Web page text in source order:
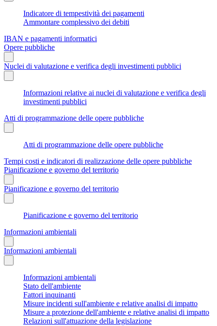
Indicatore di tempestività dei pagamenti
Ammontare complessivo dei debiti
IBAN e pagamenti informatici
Opere pubbliche
Nuclei di valutazione e verifica degli investimenti pubblici
Informazioni relative ai nuclei di valutazione e verifica degli
investimenti pubblici
Atti di programmazione delle opere pubbliche
Atti di programmazione delle opere pubbliche
Tempi costi e indicatori di realizzazione delle opere pubbliche
Pianificazione e governo del territorio
Pianificazione e governo del territorio
Pianificazione e governo del territorio
Informazioni ambientali
Informazioni ambientali
Informazioni ambientali
Stato dell'ambiente
Fattori inquinanti
Misure incidenti sull'ambiente e relative analisi di impatto
Misure a protezione dell'ambiente e relative analisi di impatto
Relazioni sull'attuazione della legislazione